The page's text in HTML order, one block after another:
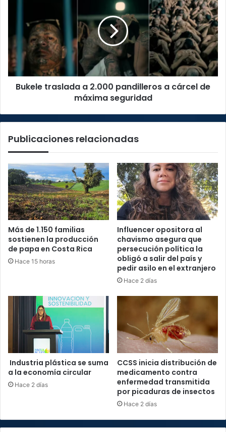
pandilleros
cárcel
de
máxima
seguridad
Bukele traslada a 2.000 pandilleros a cárcel de
máxima seguridad
Publicaciones relacionadas
Más de 1.150 familias
sostienen la producción
de papa en Costa Rica
Hace 15 horas
Influencer opositora al
chavismo asegura que
persecución política la
obligó a salir del país y
pedir asilo en el extranjero
Hace 2 días
Industria plástica se suma
a la economía circular
Hace 2 días
CCSS inicia distribución de
medicamento contra
enfermedad transmitida
por picaduras de insectos
Hace 2 días